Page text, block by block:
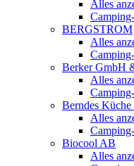
Alles
BERGSTROM
Alles
Berker GmbH
Alles
Berndes
Alles
Biocool AB
Alles